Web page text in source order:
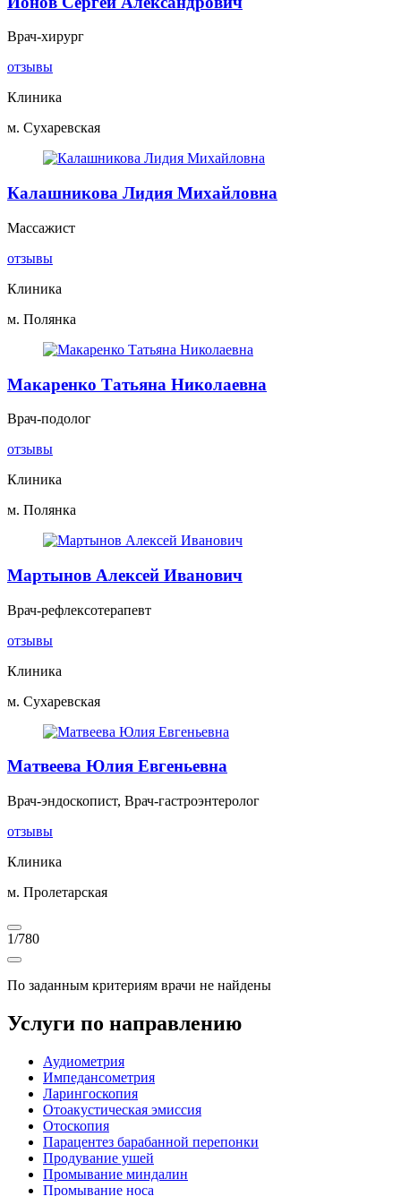
Врач-хирург
отзывы
Клиника
м. Сухаревская
Калашникова Лидия Михайловна
Массажист
отзывы
Клиника
м. Полянка
Макаренко Татьяна Николаевна
Врач-подолог
отзывы
Клиника
м. Полянка
Мартынов Алексей Иванович
Врач-рефлексотерапевт
отзывы
Клиника
м. Сухаревская
Матвеева Юлия Евгеньевна
Врач-эндоскопист, Врач-гастроэнтеролог
отзывы
Клиника
м. Пролетарская
1/780
По заданным критериям врачи не найдены
Услуги по направлению
Аудиометрия
Импедансометрия
Ларингоскопия
Отоакустическая эмиссия
Отоскопия
Парацентез барабанной перепонки
Продувание ушей
Промывание миндалин
Промывание носа